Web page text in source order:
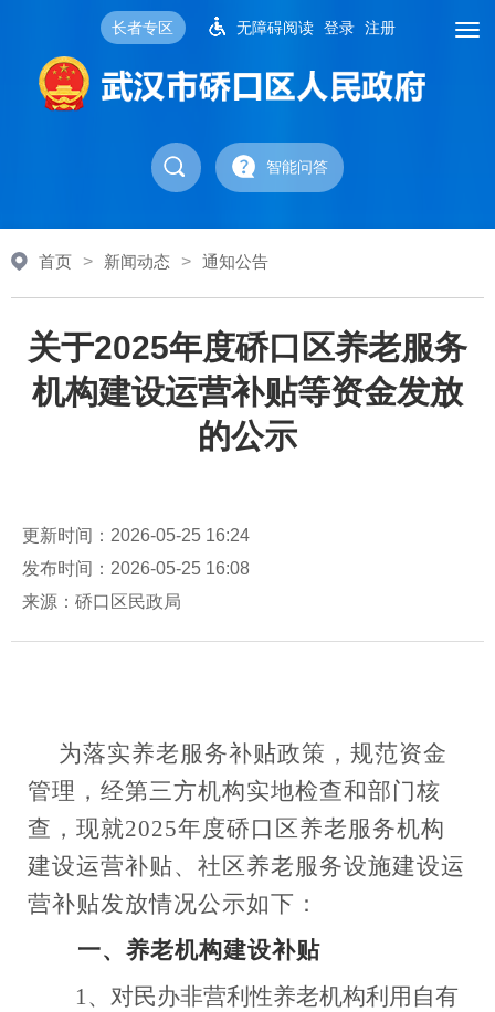
长者专区 无障碍阅读 登录 注册
智能问答
首页 > 新闻动态 > 通知公告
关于2025年度硚口区养老服务
机构建设运营补贴等资金发放
的公示
更新时间：2026-05-25 16:24
发布时间：2026-05-25 16:08
来源：硚口区民政局
为落实养老服务补贴政策，规范资金
管理，经第三方机构实地检查和部门核
查，现就2025年度硚口 区养老服务机构
建设运营补贴、社区养老服务设施建设运
营补贴发放情况公示如下：
一、 养老机构建设补贴
1、 对民办非营利性养老机构利用自有